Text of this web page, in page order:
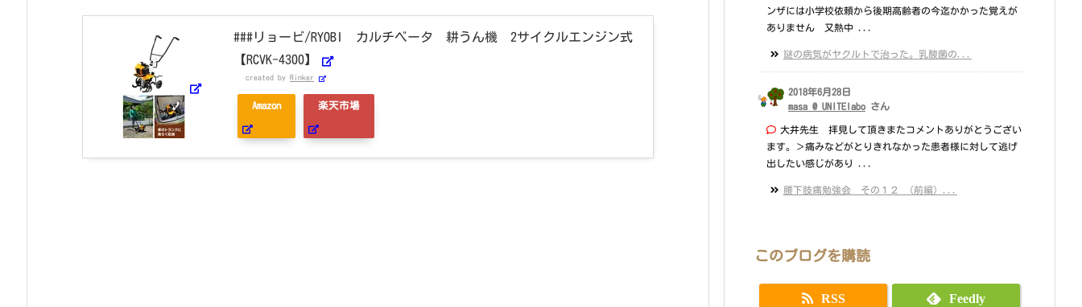
###リョービ/RYOBI カルチベータ 耕うん機 2サイクルエンジン式
【RCVK-4300】
created by Rinker
Amazon 楽天市場
ンザには小学校依頼から後期高齢者の今迄かかった覚えが
ありません 又熱中 ...
謎の病気がヤクルトで治った。乳酸菌の...
2018年6月28日
masa @ UNITElabo さん
大井先生 拝見して頂きまたコメントありがとうござい
ます。＞痛みなどがとりきれなかった患者様に対して逃げ
出したい感じがあり ...
腰下肢痛勉強会 その１２ （前編）...
このブログを購読
RSS Feedly